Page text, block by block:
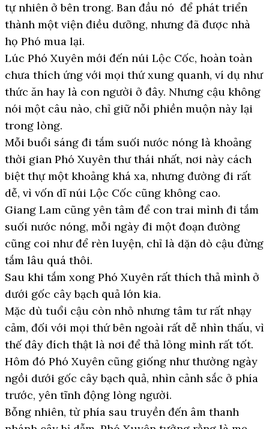
tự nhiên ở bên trong. Ban đầu nó để phát triển
thành một viện điều dưỡng, nhưng đã được nhà
họ Phó mua lại.
Lúc Phó Xuyên mới đến núi Lộc Cốc, hoàn toàn
chưa thích ứng với mọi thứ xung quanh, ví dụ như
thức ăn hay là con người ở đây. Nhưng cậu không
nói một câu nào, chỉ giữ nỗi phiền muộn này lại
trong lòng.
Mỗi buổi sáng đi tắm suối nước nóng là khoảng
thời gian Phó Xuyên thư thái nhất, nơi này cách
biệt thự một khoảng khá xa, nhưng đường đi rất
dễ, vì vốn dĩ núi Lộc Cốc cũng không cao.
Giang Lam cũng yên tâm để con trai mình đi tắm
suối nước nóng, mỗi ngày đi một đoạn đường
cũng coi như để rèn luyện, chỉ là dặn dò cậu đừng
tắm lâu quá thôi.
Sau khi tắm xong Phó Xuyên rất thích thả mình ở
dưới gốc cây bạch quả lớn kia.
Mặc dù tuổi cậu còn nhỏ nhưng tâm tư rất nhạy
cảm, đối với mọi thứ bên ngoài rất dễ nhìn thấu, vì
thế đây đích thật là nơi để thả lỏng mình rất tốt.
Hôm đó Phó Xuyên cũng giống như thường ngày
ngồi dưới gốc cây bạch quả, nhìn cảnh sắc ở phía
trước, yên tĩnh động lòng người.
Bỗng nhiên, từ phía sau truyền đến âm thanh